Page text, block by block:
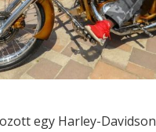
egy Harley-Davidson